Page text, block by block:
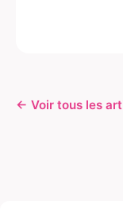
← Voir tous les